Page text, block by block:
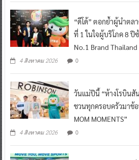
“ดีโด้” ตอกย้ำผู้นำตล
ที่ 1 ในใจผู้บริโภค 8 ปี
No.1 Brand
4 สิงหาคม 2026 0
วันแม่ปีนี้ “ห้างโรบินสั
ชวนทุกครอบครัวมาช้
MOM MOMENTS”
4 สิงหาคม 2026 0